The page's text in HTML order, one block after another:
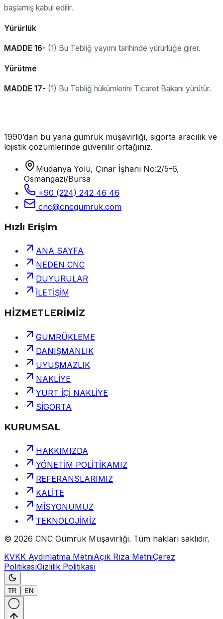
başlamış kabul edilir.
Yürürlük
MADDE 16- (1) Bu Tebliğ yayımı tarihinde yürürlüğe girer.
Yürütme
MADDE 17- (1) Bu Tebliğ hükümlerini Ticaret Bakanı yürütür.
1990’dan bu yana gümrük müşavirliği, sigorta aracılık ve
lojistik çözümlerinde güvenilir ortağınız.
Mudanya Yolu, Çınar İşhanı No:2/5-6,
Osmangazi/Bursa
+90 (224) 242 46 46
cnc@cncgumruk.com
Hızlı Erişim
ANA SAYFA
NEDEN CNC
DUYURULAR
İLETİŞİM
HİZMETLERİMİZ
GÜMRÜKLEME
DANIŞMANLIK
UYUŞMAZLIK
NAKLİYE
YURT İÇİ NAKLİYE
SİGORTA
KURUMSAL
HAKKIMIZDA
YÖNETİM POLİTİKAMIZ
REFERANSLARIMIZ
KALİTE
MİSYONUMUZ
TEKNOLOJİMİZ
© 2026 CNC Gümrük Müşavirliği. Tüm hakları saklıdır.
KVKK Aydınlatma MetniAçık Rıza MetniÇerez
PolitikasıGizlilik Politikası
TR EN